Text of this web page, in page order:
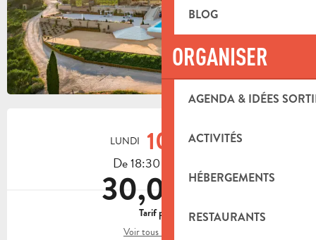
BLOG
ORGANISER
AGENDA & IDÉES
ACTIVITÉS
HÉBERGEMENTS
RESTAURANTS
LUNDI 10 AOÛT
De 18:30 à 22:00
30,00 €
Tarif plein
Voir tous les tarifs